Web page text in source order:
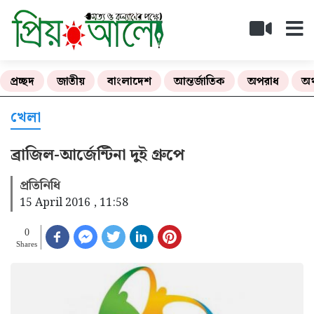
প্রচ্ছদ জাতীয় বাংলাদেশ আন্তর্জাতিক অপরাধ
খেলা
ব্রাজিল-আর্জেন্টিনা দুই গ্রুপে
প্রতিনিধি
15 April 2016 , 11:58
0
Shares